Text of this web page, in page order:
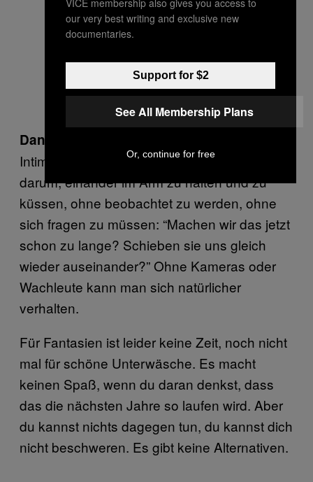
Daniel:
Intimität, nicht zwangsläufig den Sex. Es geht
darum, einander im Arm zu halten und zu
küssen, ohne beobachtet zu werden, ohne
sich fragen zu müssen: “Machen wir das jetzt
schon zu lange? Schieben sie uns gleich
wieder auseinander?” Ohne Kameras oder
Wachleute kann man sich natürlicher
verhalten.
Für Fantasien ist leider keine Zeit, noch nicht
mal für schöne Unterwäsche. Es macht
keinen Spaß, wenn du daran denkst, dass
das die nächsten Jahre so laufen wird. Aber
du kannst nichts dagegen tun, du kannst dich
nicht beschweren. Es gibt keine Alternativen.
our very best writing and exclusive new
documentaries.
Support for $2
See All Membership Plans
Or, continue for free